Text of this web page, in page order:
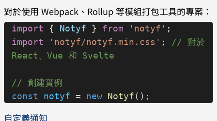
對於使用 Webpack、Rollup 等模組打包工具的專案：
import { Notyf } from 'notyf' ;
import 'notyf/notyf.min.css' ; // 對於
React、Vue 和 Svelte
// 創建實例
const notyf = new Notyf();
自定義通知